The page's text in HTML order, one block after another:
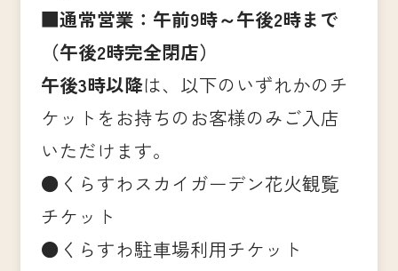
■通常営業：午前9時～午後2時まで
（午後2時完全閉店）
午後3時以降は、以下のいずれかのチ
ケットをお持ちのお客様のみご入店
いただけます。
●くらすわスカイガーデン花火観覧
チケット
●くらすわ駐車場利用チケット